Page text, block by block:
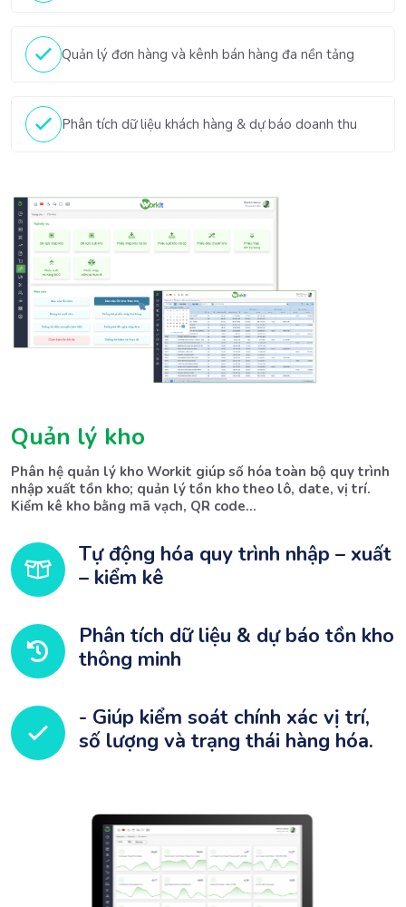
Quản lý đơn hàng và kênh bán hàng đa nền tảng
Phân tích dữ liệu khách hàng & dự báo doanh thu
Quản lý kho
Phân hệ quản lý kho Workit giúp số hóa toàn bộ quy trình
nhập xuất tồn kho; quản lý tồn kho theo lô, date, vị trí.
Kiểm kê kho bằng mã vạch, QR code...
Tự động hóa quy trình nhập – xuất
– kiểm kê
Phân tích dữ liệu & dự báo tồn kho
thông minh
- Giúp kiểm soát chính xác vị trí,
số lượng và trạng thái hàng hóa.